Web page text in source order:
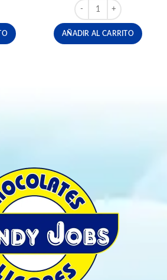
JELLY BOLSA X 45 UND cantidad
CHOCOLATE M&M
AÑADIR AL CARRITO